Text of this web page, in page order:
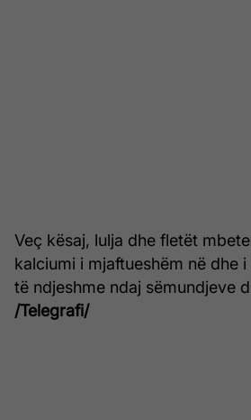
Veç kësaj, lulja dhe fletët
kalciumi i mjaftueshëm në dhe
të ndjeshme ndaj sëmundjeve
/Telegrafi/